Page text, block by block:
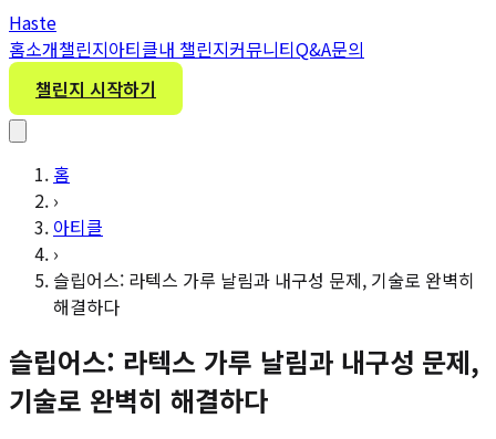
Haste
홈소개챌린지아티클내 챌린지커뮤니티Q&A문의
챌린지 시작하기
홈
›
아티클
›
슬립어스: 라텍스 가루 날림과 내구성 문제, 기술로 완벽히
해결하다
슬립어스: 라텍스 가루 날림과 내구성 문제,
기술로 완벽히 해결하다